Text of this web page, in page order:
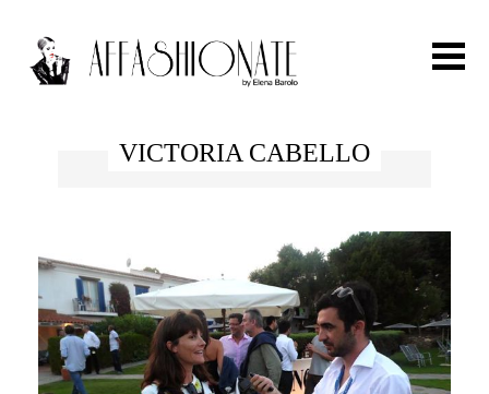
FASHION
OUTFIT
BEAUTY
VICTORIA CABELLO